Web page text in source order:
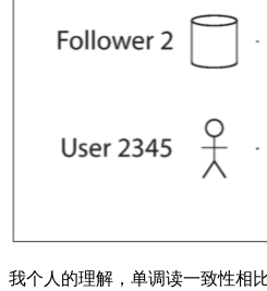
我个人的理解，单调读一致性相